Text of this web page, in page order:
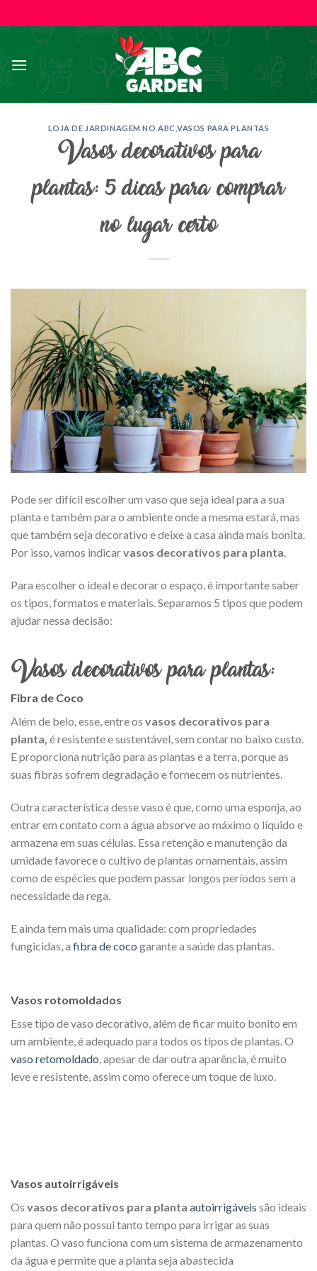
to
content
LOJA DE JARDINAGEM NO ABC ,VASOS PARA PLANTAS
Vasos decorativos para
plantas: 5 dicas para comprar
no lugar certo
Pode ser difícil escolher um vaso que seja ideal para a sua
planta e também para o ambiente onde a mesma estará, mas
que também seja decorativo e deixe a casa ainda mais bonita.
Por isso, vamos indicarvasos decorativos para planta.
Para escolher o ideal e decorar o espaço, é importante saber
os tipos, formatos e materiais. Separamos 5 tipos que podem
ajudar nessa decisão:
Vasos decorativos para plantas:
Fibra de Coco
Além de belo, esse, entre os vasos decorativos para
planta, é resistente e sustentável, sem contar no baixo custo.
E proporciona nutrição para as plantas e a terra, porque as
suas fibras sofrem degradação e fornecem os nutrientes.
Outra característica desse vaso é que, como uma esponja, ao
entrar em contato com a água absorve ao máximo o líquido e
armazena em suas células. Essa retenção e manutenção da
umidade favorece o cultivo de plantas ornamentais, assim
como de espécies que podem passar longos períodos sem a
necessidade da rega.
E ainda tem mais uma qualidade: com propriedades
fungicidas, a fibra de coco garante a saúde das plantas.
Vasos rotomoldados
Esse tipo de vaso decorativo, além de ficar muito bonito em
um ambiente, é adequado para todos os tipos de plantas. O
vaso retomoldado, apesar de dar outra aparência, é muito
leve e resistente, assim como oferece um toque de luxo.
Vasos autoirrigáveis
Os vasos decorativos para planta autoirrigáveis são ideais
para quem não possui tanto tempo para irrigar as suas
plantas. O vaso funciona com um sistema de armazenamento
da água e permite que a planta seja abastecida